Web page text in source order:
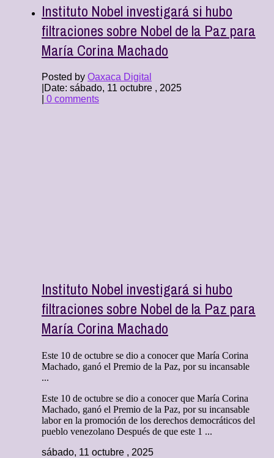
Instituto Nobel investigará si hubo
filtraciones sobre Nobel de la Paz para
María Corina Machado
Posted by Oaxaca Digital
Date: sábado, 11 octubre , 2025
0 comments
Instituto Nobel investigará si hubo
filtraciones sobre Nobel de la Paz para
María Corina Machado
Este 10 de octubre se dio a conocer que María Corina
Machado, ganó el Premio de la Paz, por su incansable
...
Este 10 de octubre se dio a conocer que María Corina
Machado, ganó el Premio de la Paz, por su incansable
labor en la promoción de los derechos democráticos del
pueblo venezolano Después de que este 1 ...
sábado, 11 octubre , 2025